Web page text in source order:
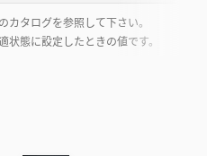
タログを参照して下さい。
態に設定したときの値です。